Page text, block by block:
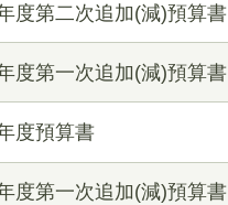
度第二次追加(減)預算書
度第一次追加(減)預算書
度預算書
度第一次追加(減)預算書